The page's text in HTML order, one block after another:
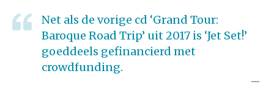
Net als de vorige cd ‘Grand Tour:
Baroque Road Trip’ uit 2017 is ‘Jet Set!’
goeddeels gefinancierd met
crowdfunding.